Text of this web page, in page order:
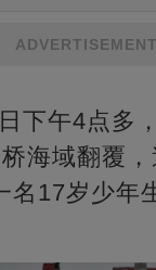
ADVERTISEMENT
下午4点多
海域翻覆
名17岁少年